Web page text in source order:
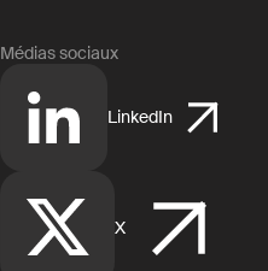
Médias sociaux
LinkedIn
X